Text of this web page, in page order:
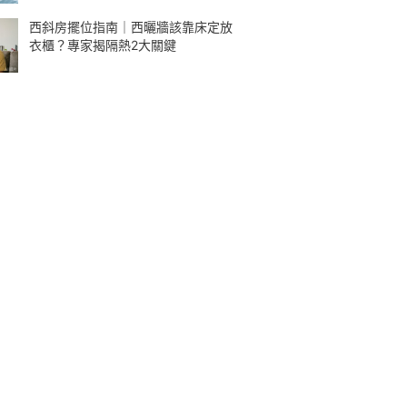
西斜房擺位指南｜西曬牆該靠床定放
衣櫃？專家揭隔熱2大關鍵